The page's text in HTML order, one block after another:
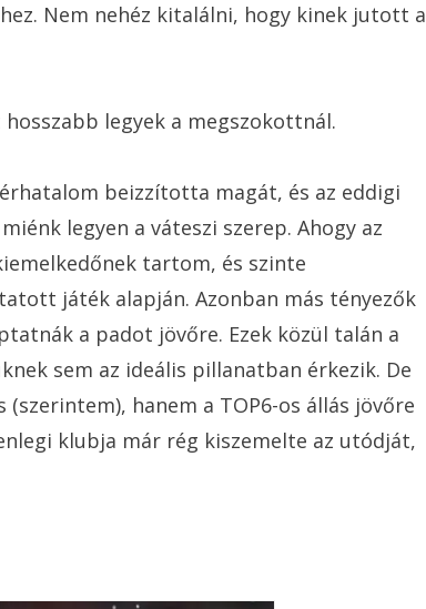
Nem nehéz kitalálni, hogy kinek jutott a
legyek a megszokottnál.
beizzította magát, és az eddigi
legyen a váteszi szerep. Ahogy az
tartom, és szinte
játék alapján. Azonban más tényezők
a padot jövőre. Ezek közül talán a
sem az ideális pillanatban érkezik. De
hanem a TOP6-os állás jövőre
klubja már rég kiszemelte az utódját,